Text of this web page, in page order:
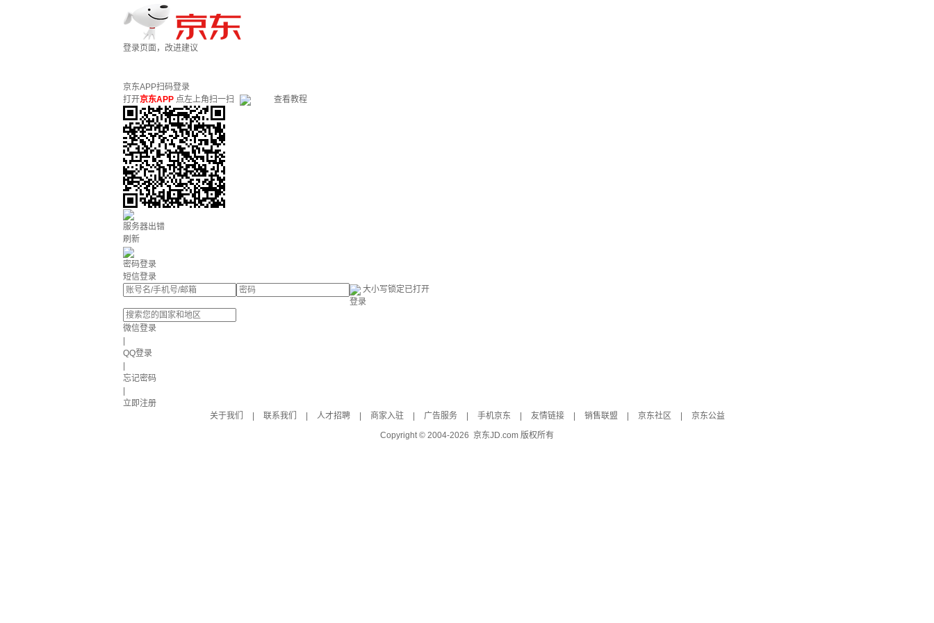
登录页面，改进建议
京东APP扫码登录
打开京东APP 点左上角扫一扫 查看教程
服务器出错
刷新
密码登录
短信登录
大小写锁定已打开
登录
微信登录
QQ登录
忘记密码
立即注册
关于我们
联系我们 人才招聘 商家入驻 广告服务 手机京东 友情链接 销售联盟 京东社区
京东公益
Copyright © 2004-2026 京东JD.com 版权所有